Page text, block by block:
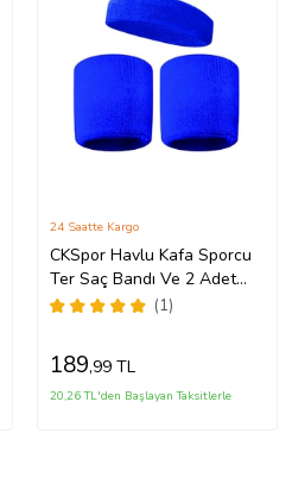
CKSpor Havlu Kafa Sporcu
Ter Saç Bandı Ve 2 Adet
Havlu Bileklik Seti (Mavi)
(1)
24 Saatte Kargo
189,99 TL
20,26 TL'den Başlayan Taksitlerle